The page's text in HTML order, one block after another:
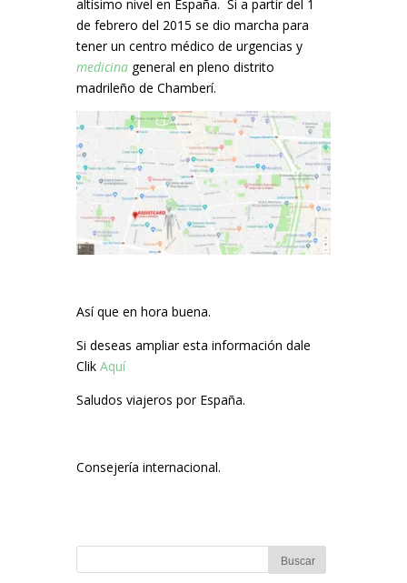
altísimo nivel en España. Si a partir del 1
de febrero del 2015 se dio marcha para
tener un centro médico de urgencias y
medicina general en pleno distrito
madrileño de Chamberí.
Así que en hora buena.
Si deseas ampliar esta información dale
Clik Aquí
Saludos viajeros por España.
Consejería internacional.